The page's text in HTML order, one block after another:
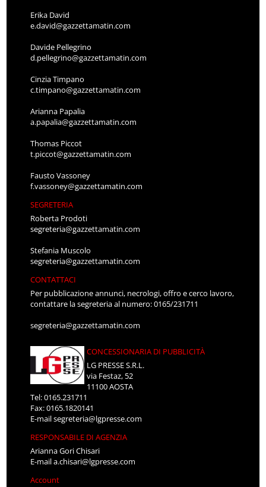
Erika David
e.david@gazzettamatin.com
Davide Pellegrino
d.pellegrino@gazzettamatin.com
Cinzia Timpano
c.timpano@gazzettamatin.com
Arianna Papalia
a.papalia@gazzettamatin.com
Thomas Piccot
t.piccot@gazzettamatin.com
Fausto Vassoney
f.vassoney@gazzettamatin.com
SEGRETERIA
Roberta Prodoti
segreteria@gazzettamatin.com
Stefania Muscolo
segreteria@gazzettamatin.com
CONTATTACI
Per pubblicazione annunci, necrologi, offro e cerco lavoro,
contattare la segreteria al numero: 0165/231711
segreteria@gazzettamatin.com
CONCESSIONARIA DI PUBBLICITÀ
LG PRESSE S.R.L.
via Festaz, 52
11100 AOSTA
Tel: 0165.231711
Fax: 0165.1820141
E-mailsegreteria@lgpresse.com
RESPONSABILE DI AGENZIA
Arianna Gori Chisari
E-maila.chisari@lgpresse.com
Account